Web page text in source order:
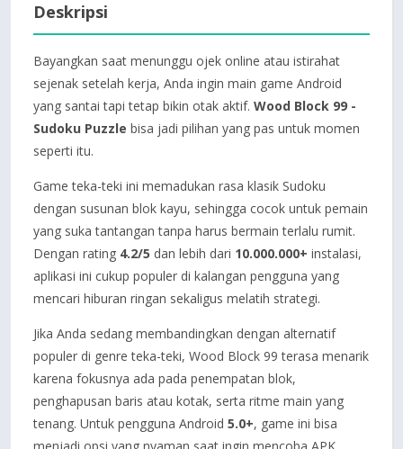
Deskripsi
Bayangkan saat menunggu ojek online atau istirahat
sejenak setelah kerja, Anda ingin main game Android
yang santai tapi tetap bikin otak aktif. Wood Block 99 -
Sudoku Puzzle bisa jadi pilihan yang pas untuk momen
seperti itu.
Game teka-teki ini memadukan rasa klasik Sudoku
dengan susunan blok kayu, sehingga cocok untuk pemain
yang suka tantangan tanpa harus bermain terlalu rumit.
Dengan rating 4.2/5 dan lebih dari 10.000.000+ instalasi,
aplikasi ini cukup populer di kalangan pengguna yang
mencari hiburan ringan sekaligus melatih strategi.
Jika Anda sedang membandingkan dengan alternatif
populer di genre teka-teki, Wood Block 99 terasa menarik
karena fokusnya ada pada penempatan blok,
penghapusan baris atau kotak, serta ritme main yang
tenang. Untuk pengguna Android 5.0+, game ini bisa